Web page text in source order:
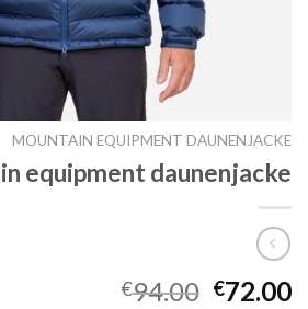
MOUNTAIN EQUIPMENT DAUNENJACKE
equipment daunenjacke
€94.00 €72.00